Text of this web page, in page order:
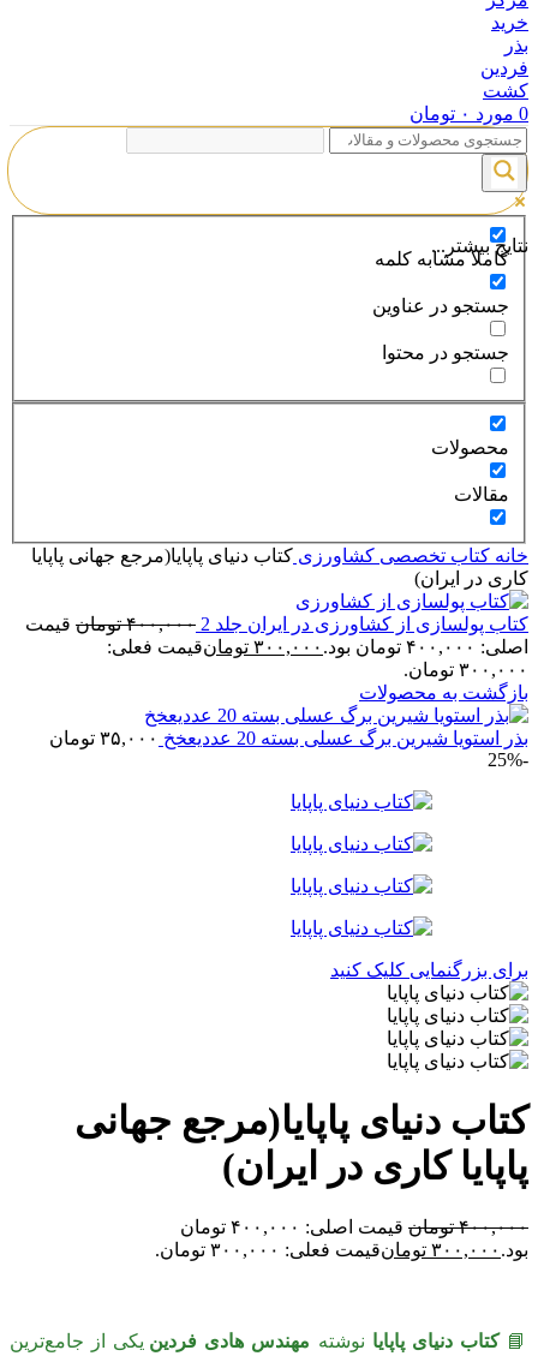
0 مورد ۰ تومان
نتایج بیشتر...
کاملا مشابه کلمه
جستجو در عناوین
جستجو در محتوا
محصولات
مقالات
خانه کتاب تخصصی کشاورزی کتاب دنیای پاپایا(مرجع جهانی پاپایا
کاری در ایران)
کتاب پولسازی از کشاورزی در ایران جلد 2 ۴۰۰,۰۰۰ تومان قیمت
اصلی: ۴۰۰,۰۰۰ تومان بود.
۳۰۰,۰۰۰ تومانقیمت فعلی:
۳۰۰,۰۰۰ تومان.
بازگشت به محصولات
بذر استویا شیرین برگ عسلی بسته 20 عددیعخخ ۳۵,۰۰۰ تومان
-25%
برای بزرگنمایی کلیک کنید
کتاب دنیای پاپایا(مرجع جهانی
پاپایا کاری در ایران)
۴۰۰,۰۰۰ تومان
قیمت اصلی: ۴۰۰,۰۰۰ تومان
بود. ۳۰۰,۰۰۰ تومانقیمت فعلی: ۳۰۰,۰۰۰ تومان.
📘کتاب دنیای پاپایا نوشته مهندس هادی فردین یکی از جامع‌ترین